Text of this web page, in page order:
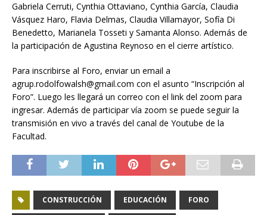
Gabriela Cerruti, Cynthia Ottaviano, Cynthia García, Claudia
Vásquez Haro, Flavia Delmas, Claudia Villamayor, Sofía Di
Benedetto, Marianela Tosseti y Samanta Alonso. Además de
la participación de Agustina Reynoso en el cierre artístico.
Para inscribirse al Foro, enviar un email a
agrup.rodolfowalsh@gmail.com con el asunto “Inscripción al
Foro”. Luego les llegará un correo con el link del zoom para
ingresar. Además de participar vía zoom se puede seguir la
transmisión en vivo a través del canal de Youtube de la
Facultad.
CONSTRUCCIÓN EDUCACIÓN FORO